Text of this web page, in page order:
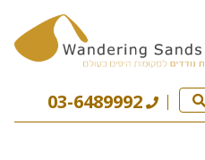
03-6489992